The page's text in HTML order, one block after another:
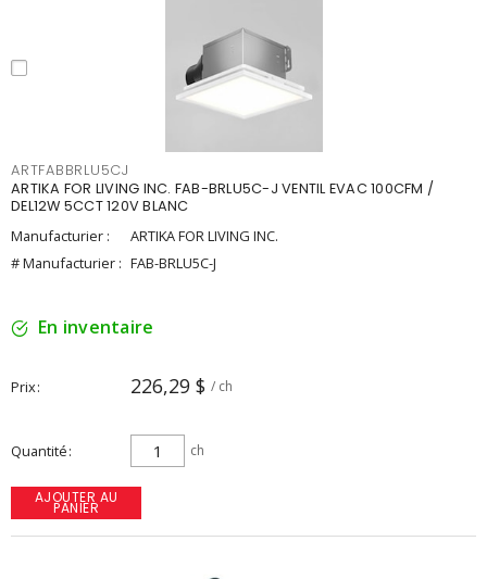
ARTFABBRLU5CJ
ARTIKA FOR LIVING INC. FAB-BRLU5C-J VENTIL EVAC 100CFM /
DEL12W 5CCT 120V BLANC
Manufacturier :
ARTIKA FOR LIVING INC.
# Manufacturier : FAB-BRLU5C-J
En inventaire
Prix 226,29 $ / ch
Quantité ch
AJOUTER AU
PANIER